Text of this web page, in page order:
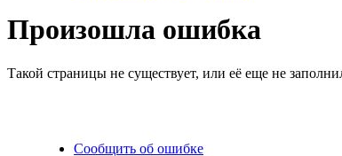
Произошла ошибка
Такой страницы не существует, или её еще не
Сообщить об ошибке